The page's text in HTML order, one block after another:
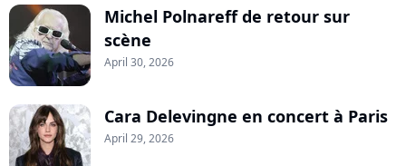
Michel Polnareff de retour sur
scène
April 30, 2026
Cara Delevingne en concert à Paris
April 29, 2026